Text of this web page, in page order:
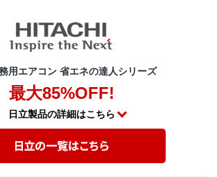
用エアコン 省エネの達人シリーズ
最大85%OFF!
日立製品の詳細はこちら